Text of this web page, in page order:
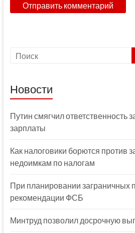
Новости
Путин смягчил ответственность
зарплаты
Как налоговики борются против
недоимкам по налогам
При планировании заграничных
рекомендации ФСБ
Минтруд позволил досрочную